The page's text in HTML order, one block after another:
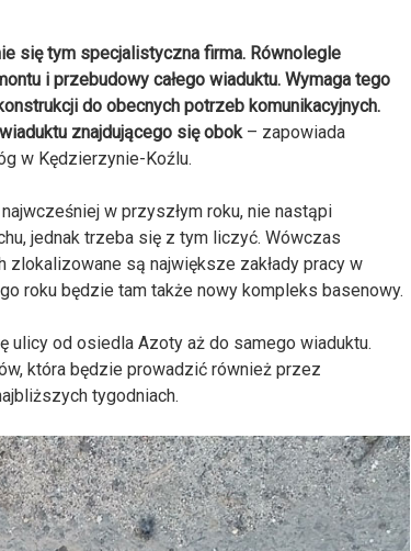
się tym specjalistyczna firma. Równolegle
i przebudowy całego wiaduktu. Wymaga tego
do obecnych potrzeb komunikacyjnych.
znajdującego się obok– zapowiada
w Kędzierzynie-Koźlu.
w przyszłym roku, nie nastąpi
jednak trzeba się z tym liczyć. Wówczas
są największe zakłady pracy w
roku będzie tam także nowy kompleks basenowy.
ulicy od osiedla Azoty aż do samego wiaduktu.
która będzie prowadzić również przez
tygodniach.